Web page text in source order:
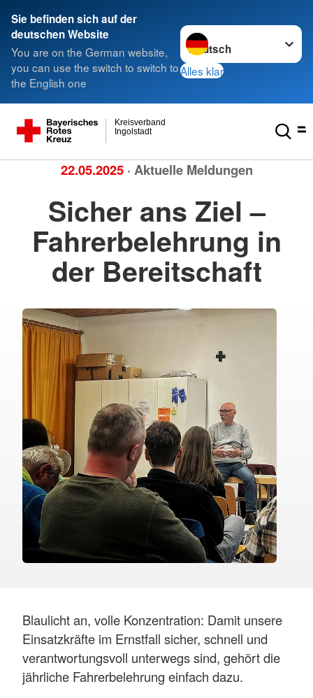
Sie befinden sich auf der
deutschen Website
You are on the German website,
you can use the switch to switch to
the English one
Sprache wechseln zu
Alles klar
Ingolstadt
Kreisverband
22.05.2025 · Aktuelle Meldungen
Sicher ans Ziel –
Fahrerbelehrung in
der Bereitschaft
Blaulicht an, volle Konzentration: Damit unsere
Einsatzkräfte im Ernstfall sicher, schnell und
verantwortungsvoll unterwegs sind, gehört die
jährliche Fahrerbelehrung einfach dazu.